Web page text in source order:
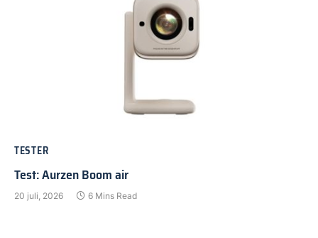
TESTER
Test: Aurzen Boom air
20 juli, 2026 6 Mins Read